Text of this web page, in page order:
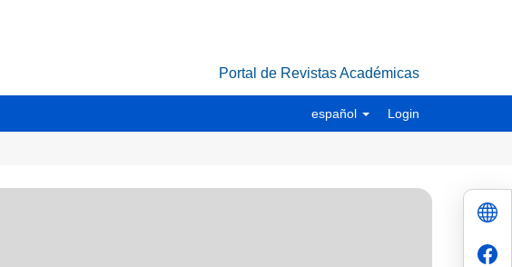
Portal de Revistas Académicas
español Login